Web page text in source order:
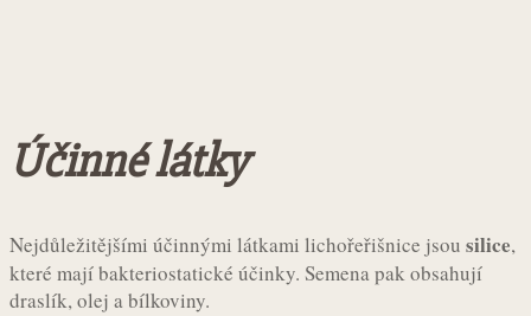
Účinné látky
Nejdůležitějšími účinnými látkami lichořeřišnice jsou silice,
které mají bakteriostatické účinky. Semena pak obsahují
draslík, olej a bílkoviny.